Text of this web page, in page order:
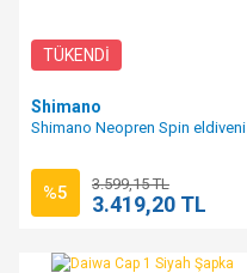
TÜKENDİ
Shimano
Shimano Neopren Spin eldiveni
%5 3.599,15 TL
3.419,20 TL